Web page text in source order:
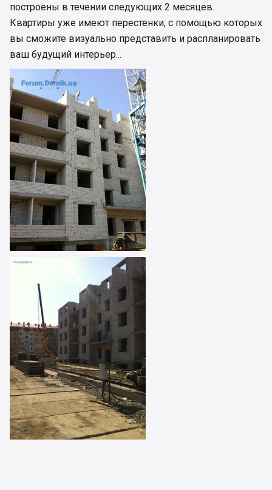
построены в течении следующих 2 месяцев.
Квартиры уже имеют перестенки, с помощью которых
вы сможите визуально представить и распланировать
ваш будущий интерьер...